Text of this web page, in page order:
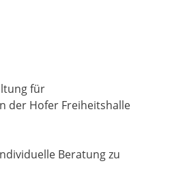
für
der Hofer Freiheitshalle
Beratung zu